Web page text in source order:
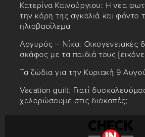
Κατερίνα Καινούργιου: Η νέα
την κόρη της αγκαλιά και φόντο
ηλιοβασίλεμα
Αργυρός – Νίκα: Οικογενειακές
σκάφος με τα παιδιά τους
Τα ζώδια για την Κυριακή 9
Vacation guilt: Γιατί
χαλαρώσουμε στις διακοπές;